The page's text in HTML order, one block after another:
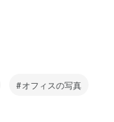
オフィスの写真